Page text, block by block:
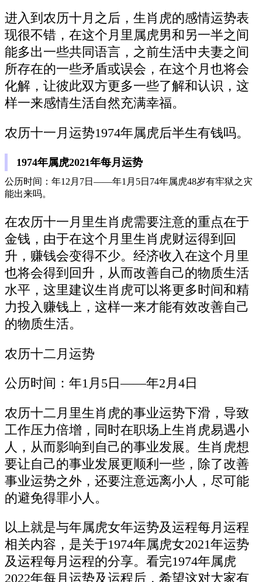
进入到农历十月之后，生肖虎的感情运势表
现很不错，在这个月里属虎男和另一半之间
能多出一些共同语言，之前生活中夫妻之间
所存在的一些矛盾或误会，在这个月也将会
化解，让彼此双方更多一些了解和认识，这
样一来感情生活自然充满幸福。
农历十一月运势1974年属虎后半生有钱吗。
1974年属虎2021年每月运势
公历时间：年12月7日——年1月5日74年属虎48岁有牢狱之灾
能出来吗。
在农历十一月里生肖虎需要注意的重点在于
金钱，由于在这个月里生肖虎财运得到回
升，赚钱会变得不少。经济收入在这个月里
也将会得到回升，从而改善自己的物质生活
水平，这里建议生肖虎可以将更多时间和精
力投入赚钱上，这样一来才能有效改善自己
的物质生活。
农历十二月运势
公历时间：年1月5日——年2月4日
农历十二月里生肖虎的事业运势下滑，导致
工作压力倍增，同时在职场上生肖虎易遇小
人，从而影响到自己的事业发展。生肖虎想
要让自己的事业发展更顺利一些，除了改善
事业运势之外，还要注意远离小人，尽可能
的避免得罪小人。
以上就是与年属虎女年运势及运程每月运程
相关内容，是关于1974年属虎女2021年运势
及运程每月运程的分享。看完1974年属虎
2022年每月运势及运程后，希望这对大家有